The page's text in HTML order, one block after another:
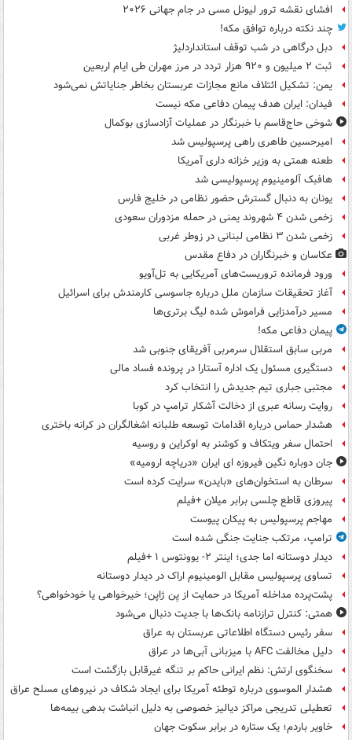
افشای نقشه ترور لیونل مسی در جام جهانی ۲۰۲۶
چند نکته درباره توافق مکه!
دبل درگاهی در شب توقف استانداردلیژ
ثبت ۲ میلیون و ۹۲۰ هزار تردد در مرز مهران طی ایام اربعین
یمن: تشکیل ائتلاف مانع مجازات عربستان بخاطر جنایاتش نمی‌شود
فیدان: ایران هدف پیمان دفاعی مکه نیست
شوخی حاج‌قاسم با خبرنگار در عملیات آزادسازی بوکمال
امیرحسین طاهری راهی پرسپولیس شد
طعنه همتی به وزیر خزانه داری آمریکا
هافبک آلومینیوم پرسپولیسی شد
یونان به دنبال گسترش حضور نظامی در خلیج فارس
زخمی شدن ۴ شهروند یمنی در حمله مزدوران سعودی
زخمی شدن ۳ نظامی لبنانی در زوطر غربی
عکاسان و خبرنگاران در دفاع مقدس
ورود فرمانده تروریست‌های آمریکایی به تل‌آویو
آغاز تحقیقات سازمان ملل درباره جاسوسی کارمندش برای اسرائیل
مسیر درآمدزایی فراموش شده لیگ برتری‌ها
پیمان دفاعی مکه!
مربی سابق استقلال سرمربی آفریقای جنوبی شد
دستگیری مسئول یک اداره آستارا در پرونده فساد مالی
مجتبی جباری تیم جدیدش را انتخاب کرد
روایت رسانه عبری از دخالت آشکار ترامپ در کوبا
هشدار حماس درباره اقدامات توسعه طلبانه اشغالگران در کرانه باختری
احتمال سفر ویتکاف و کوشنر به اوکراین و روسیه
جان دوباره نگین فیروزه ای ایران «دریاچه ارومیه»
سرطان به استخوان‌های «بایدن» سرایت کرده است
پیروزی قاطع چلسی برابر میلان +فیلم
مهاجم پرسپولیس به پیکان پیوست
ترامپ، مرتکب جنایت جنگی شده است
دیدار دوستانه اما جدی؛ اینتر ۲- یوونتوس ۱ +فیلم
تساوی پرسپولیس مقابل الومینیوم اراک در دیدار دوستانه
پشت‌پرده مداخله آمریکا در حمایت از یِن ژاپن؛ خیرخواهی یا خودخواهی؟
همتی: کنترل ترازنامه بانک‌ها با جدیت دنبال می‌شود
سفر رئیس دستگاه اطلاعاتی عربستان به عراق
دلیل مخالفت AFC با میزبانی آبی‌ها در عراق
سخنگوی ارتش: نظم ایرانی حاکم بر تنگه غیرقابل بازگشت است
هشدار الموسوی درباره توطئه آمریکا برای ایجاد شکاف در نیروهای مسلح عراق
تعطیلی تدریجی مراکز دیالیز خصوصی به دلیل انباشت بدهی بیمه‌ها
خاویر باردم؛ یک ستاره در برابر سکوت جهان